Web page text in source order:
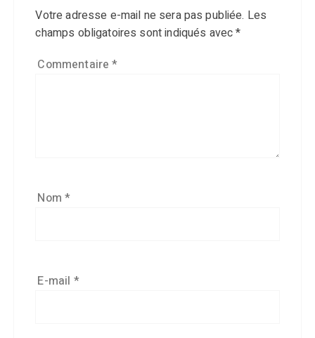
Votre adresse e-mail ne sera pas publiée. Les
champs obligatoires sont indiqués avec*
Commentaire*
Nom*
E-mail *